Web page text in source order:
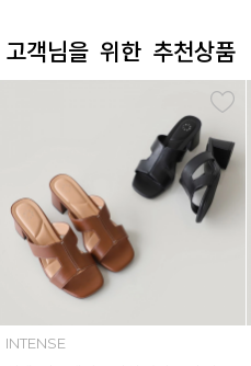
고객님을 위한 추천상품
INTENSE